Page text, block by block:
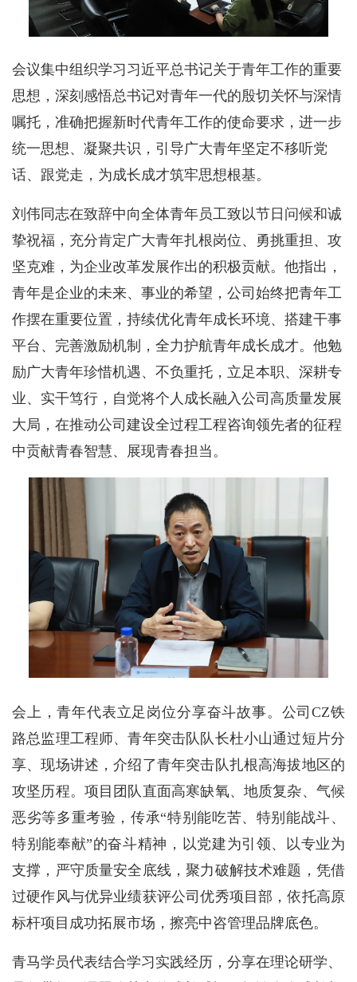
会议集中组织学习习近平总书记关于青年工作的重要
思想，深刻感悟总书记对青年一代的殷切关怀与深情
嘱托，准确把握新时代青年工作的使命要求，进一步
统一思想、凝聚共识，引导广大青年坚定不移听党
话、跟党走，为成长成才筑牢思想根基。
刘伟同志在致辞中向全体青年员工致以节日问候和诚
挚祝福，充分肯定广大青年扎根岗位、勇挑重担、攻
坚克难，为企业改革发展作出的积极贡献。他指出，
青年是企业的未来、事业的希望，公司始终把青年工
作摆在重要位置，持续优化青年成长环境、搭建干事
平台、完善激励机制，全力护航青年成长成才。他勉
励广大青年珍惜机遇、不负重托，立足本职、深耕专
业、实干笃行，自觉将个人成长融入公司高质量发展
大局，在推动公司建设全过程工程咨询领先者的征程
中贡献青春智慧、展现青春担当。
会上，青年代表立足岗位分享奋斗故事。公司CZ铁
路总监理工程师、青年突击队队长杜小山通过短片分
享、现场讲述，介绍了青年突击队扎根高海拔地区的
攻坚历程。项目团队直面高寒缺氧、地质复杂、气候
恶劣等多重考验，传承“特别能吃苦、特别能战斗、
特别能奉献”的奋斗精神，以党建为引领、以专业为
支撑，严守质量安全底线，聚力破解技术难题，凭借
过硬作风与优异业绩获评公司优秀项目部，依托高原
标杆项目成功拓展市场，擦亮中咨管理品牌底色。
青马学员代表结合学习实践经历，分享在理论研学、